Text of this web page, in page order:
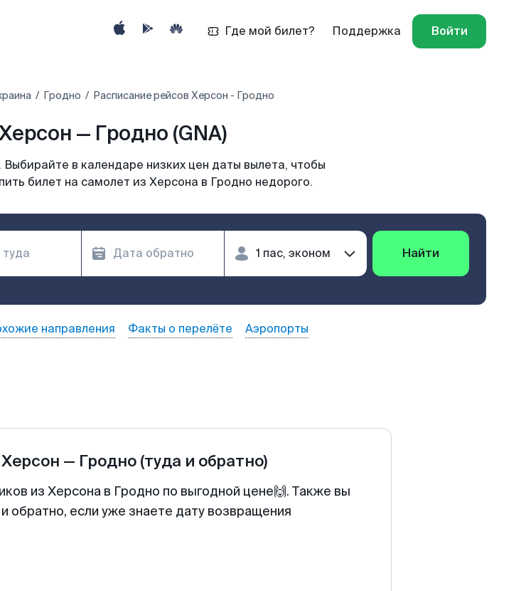
Где мой билет? Поддержка Войти
Гродно Расписание рейсов Херсон - Гродно
— Гродно (GNA)
в календаре низких цен даты вылета, чтобы
билет на самолет из Херсона в Гродно недорого.
Найти
направления Факты о перелёте Аэропорты
Херсон — Гродно (туда и обратно)
из Херсона в Гродно по выгодной цене🙌. Также вы
обратно, если уже знаете дату возвращения